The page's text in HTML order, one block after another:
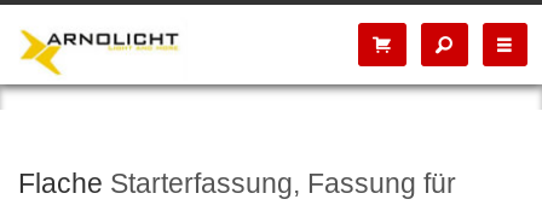
Flache Starterfassung, Fassung für